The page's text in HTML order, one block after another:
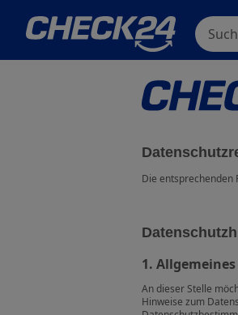
Die entsprechenden
1. Allgemeines
An dieser Stelle
Hinweise zum